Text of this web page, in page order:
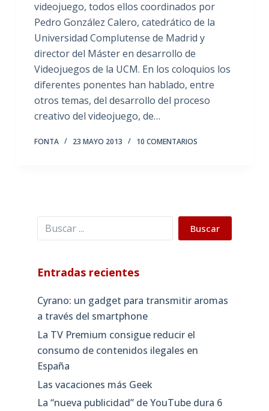
videojuego, todos ellos coordinados por
Pedro González Calero, catedrático de la
Universidad Complutense de Madrid y
director del Máster en desarrollo de
Videojuegos de la UCM. En los coloquios los
diferentes ponentes han hablado, entre
otros temas, del desarrollo del proceso
creativo del videojuego, de…
FONTA 23 MAYO 2013 10 COMENTARIOS
Buscar Buscar
Entradas recientes
Cyrano: un gadget para transmitir aromas
a través del smartphone
La TV Premium consigue reducir el
consumo de contenidos ilegales en
España
Las vacaciones más Geek
La “nueva publicidad” de YouTube dura 6